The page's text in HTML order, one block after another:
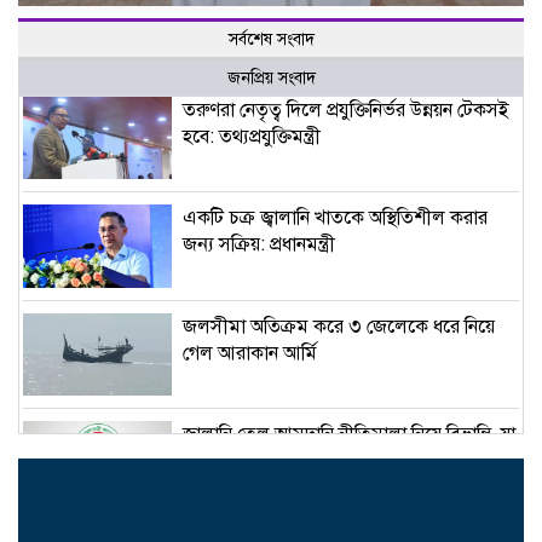
সর্বশেষ সংবাদ
জনপ্রিয় সংবাদ
তরুণরা নেতৃত্ব দিলে প্রযুক্তিনির্ভর উন্নয়ন টেকসই
হবে: তথ্যপ্রযুক্তিমন্ত্রী
একটি চক্র জ্বালানি খাতকে অস্থিতিশীল করার
জন্য সক্রিয়: প্রধানমন্ত্রী
জলসীমা অতিক্রম করে ৩ জেলেকে ধরে নিয়ে
গেল আরাকান আর্মি
জ্বালানি তেল আমদানি নীতিমালা নিয়ে বিভ্রান্তি, যা
বলছে মন্ত্রণালয়